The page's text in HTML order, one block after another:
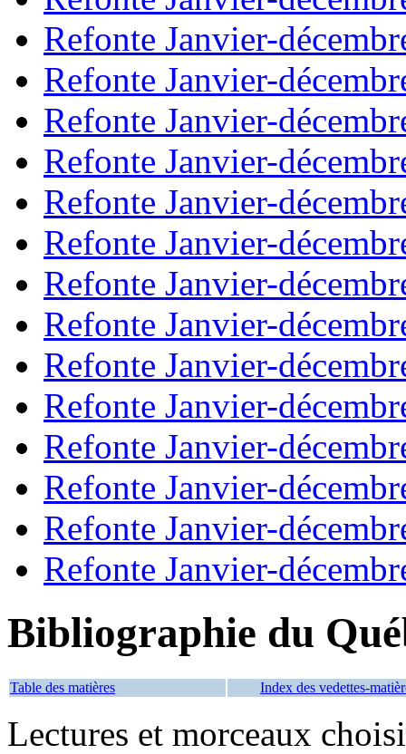
Refonte Janvier-
Refonte Janvier-
Refonte Janvier-
Refonte Janvier-
Refonte Janvier-
Refonte Janvier-
Refonte Janvier-
Refonte Janvier-
Refonte Janvier-
Refonte Janvier-
Refonte Janvier-
Refonte Janvier-
Refonte Janvier-
Refonte Janvier-
Bibliographie du
Table des matières Index des vedettes-
Lectures et morceaux